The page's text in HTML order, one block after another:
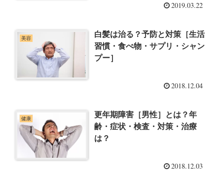
2019.03.22
美容
白髪は治る？予防と対策［生活
習慣・食べ物・サプリ・シャン
プー］
2018.12.04
健康
更年期障害［男性］とは？年
齢・症状・検査・対策・治療
は？
2018.12.03